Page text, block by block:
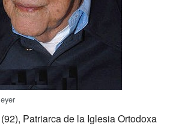
Patriarca de la Iglesia Ortodoxa